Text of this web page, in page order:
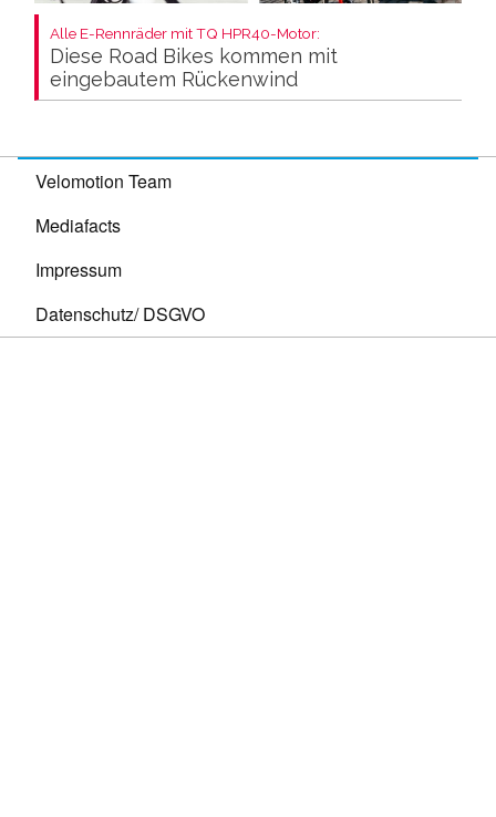
Alle E-Rennräder mit TQ HPR40-Motor:
Diese Road Bikes kommen mit
eingebautem Rückenwind
Velomotion Team
Mediafacts
Impressum
Datenschutz/ DSGVO